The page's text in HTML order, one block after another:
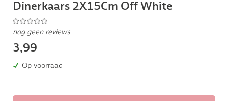
Dinerkaars 2X15Cm Off White
nog geen reviews
3,99
Op voorraad